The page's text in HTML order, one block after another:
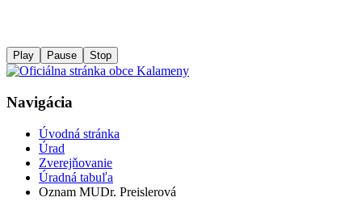
Play Pause Stop
Navigácia
Úvodná stránka
Úrad
Zverejňovanie
Úradná tabuľa
Oznam MUDr. Preislerová